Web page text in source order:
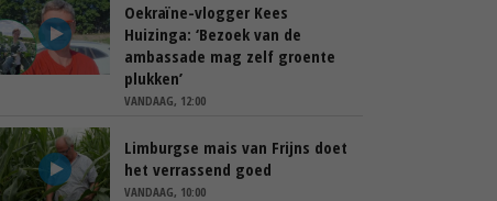
Oekraïne-vlogger Kees
Huizinga: ‘Bezoek van de
ambassade mag zelf groente
plukken’
VANDAAG, 12:00
Limburgse mais van Frijns doet
het verrassend goed
VANDAAG, 10:00